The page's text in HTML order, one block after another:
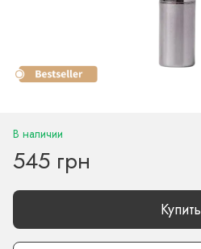
В наличии
545 грн
Купить